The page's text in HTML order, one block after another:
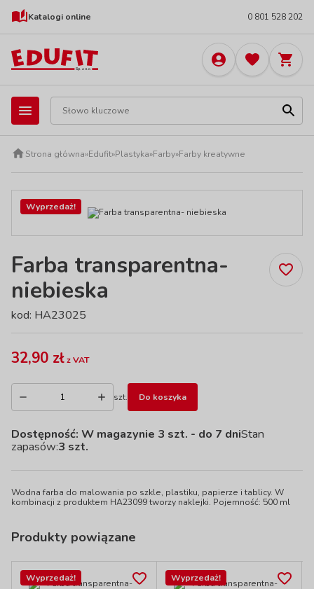
Katalogi online 0 801 528 202
Strona główna»Edufit»Plastyka»Farby»Farby kreatywne
Wyprzedaż!
Farba transparentna-
niebieska
kod: HA23025
32,90 złz VAT
szt. Do koszyka
Dostępność: W magazynie 3 szt. - do 7 dniStan
zapasów:3 szt.
Wodna farba do malowania po szkle, plastiku, papierze i tablicy. W
kombinacji z produktem HA23099 tworzy naklejki. Pojemność: 500 ml
Produkty powiązane
Wyprzedaż! Wyprzedaż!